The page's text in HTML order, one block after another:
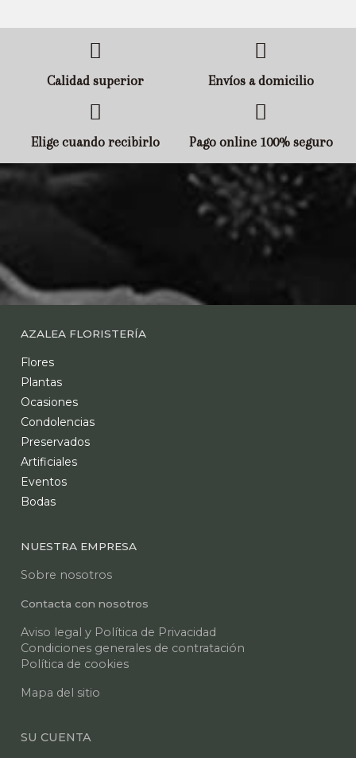
Calidad superior Envíos a domicilio
Elige cuando recibirlo Pago online 100% seguro
AZALEA FLORISTERÍA
Flores
Plantas
Ocasiones
Condolencias
Preservados
Artificiales
Eventos
Bodas
NUESTRA EMPRESA
Sobre nosotros
Contacta con nosotros
Aviso legal y Política de Privacidad
Condiciones generales de contratación
Política de cookies
Mapa del sitio
SU CUENTA